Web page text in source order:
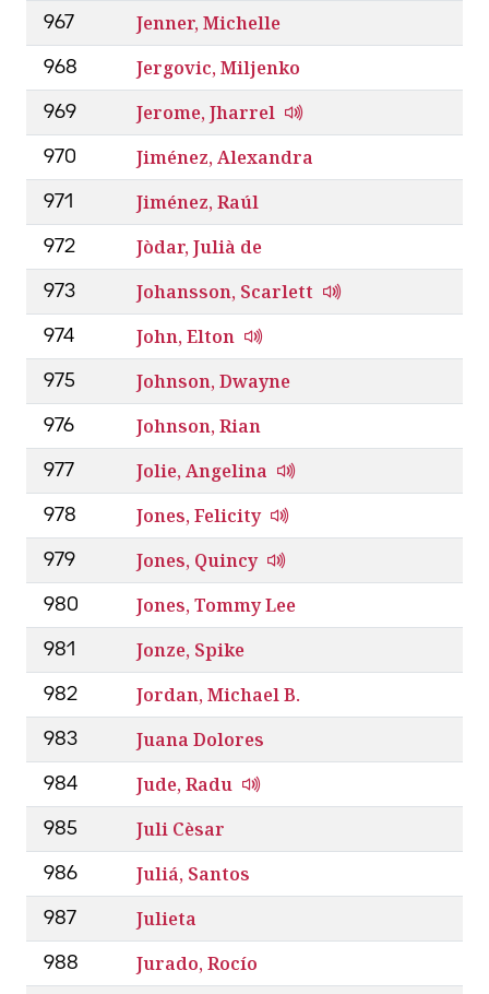
967 Jenner, Michelle
968 Jergovic, Miljenko
969 Jerome, Jharrel
970 Jiménez, Alexandra
971 Jiménez, Raúl
972 Jòdar, Julià de
973 Johansson, Scarlett
974 John, Elton
975 Johnson, Dwayne
976 Johnson, Rian
977 Jolie, Angelina
978 Jones, Felicity
979 Jones, Quincy
980 Jones, Tommy Lee
981 Jonze, Spike
982 Jordan, Michael B.
983 Juana Dolores
984 Jude, Radu
985 Juli Cèsar
986 Juliá, Santos
987 Julieta
988 Jurado, Rocío